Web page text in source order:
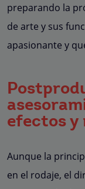
preparando la
de arte y sus
apasionante y
efectos y
Aunque la
en el rodaje, el